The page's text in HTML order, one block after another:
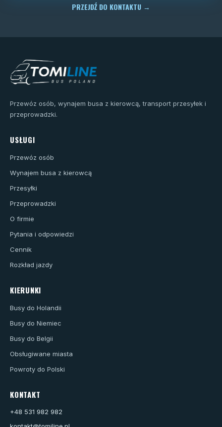
PRZEJDŹ DO KONTAKTU →
Przewóz osób, wynajem busa z kierowcą, transport przesyłek i
przeprowadzki.
USŁUGI
Przewóz osób
Wynajem busa z kierowcą
Przesyłki
Przeprowadzki
O firmie
Pytania i odpowiedzi
Cennik
Rozkład jazdy
KIERUNKI
Busy do Holandii
Busy do Niemiec
Busy do Belgii
Obsługiwane miasta
Powroty do Polski
KONTAKT
+48 531 982 982